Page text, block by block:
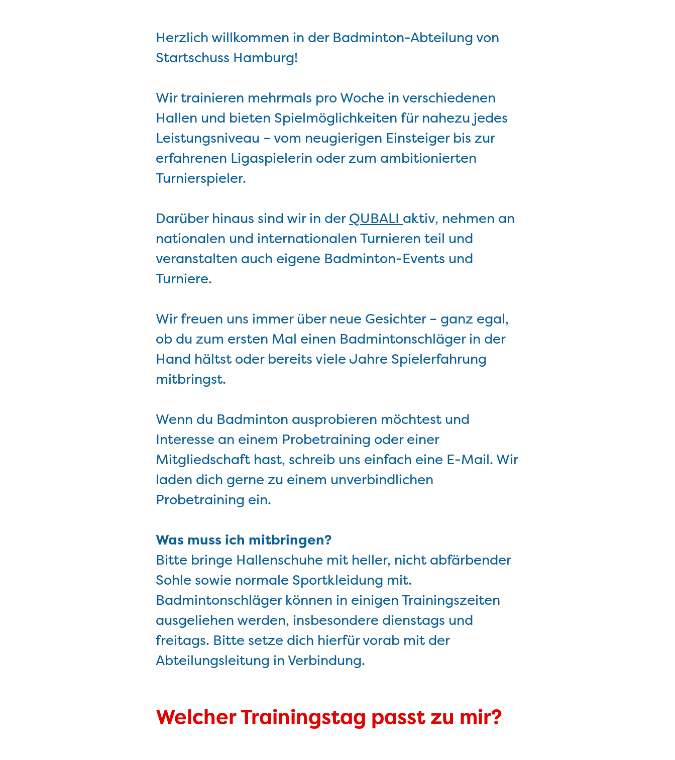
Herzlich willkommen in der Badminton-Abteilung von
Startschuss Hamburg!
Wir trainieren mehrmals pro Woche in verschiedenen
Hallen und bieten Spielmöglichkeiten für nahezu jedes
Leistungsniveau – vom neugierigen Einsteiger bis zur
erfahrenen Ligaspielerin oder zum ambitionierten
Turnierspieler.
Darüber hinaus sind wir in derQUBALI aktiv, nehmen an
nationalen und internationalen Turnieren teil und
veranstalten auch eigene Badminton-Events und
Turniere.
Wir freuen uns immer über neue Gesichter – ganz egal,
ob du zum ersten Mal einen Badmintonschläger in der
Hand hältst oder bereits viele Jahre Spielerfahrung
mitbringst.
Wenn du Badminton ausprobieren möchtest und
Interesse an einem Probetraining oder einer
Mitgliedschaft hast, schreib uns einfach eine E-Mail. Wir
laden dich gerne zu einem unverbindlichen
Probetraining ein.
Was muss ich mitbringen?
Bitte bringe Hallenschuhe mit heller, nicht abfärbender
Sohle sowie normale Sportkleidung mit.
Badmintonschläger können in einigen Trainingszeiten
ausgeliehen werden, insbesondere dienstags und
freitags. Bitte setze dich hierfür vorab mit der
Abteilungsleitung in Verbindung.
Welcher Trainingstag passt zu mir?